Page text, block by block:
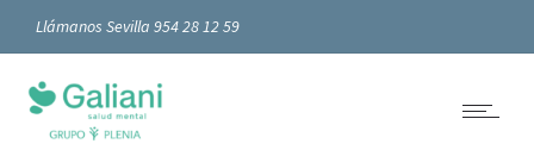
Llámanos Sevilla 954 28 12 59